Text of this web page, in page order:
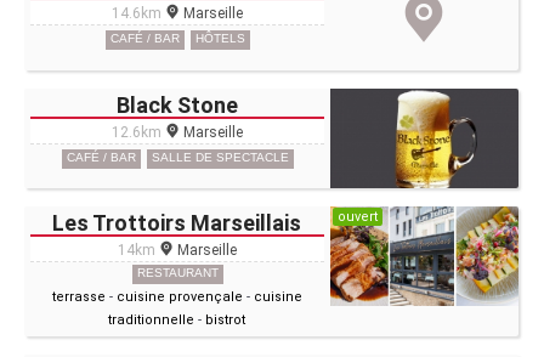
14.6km Marseille
CAFÉ / BAR HÔTELS
Black Stone
12.6km Marseille
CAFÉ / BAR SALLE DE SPECTACLE
Les Trottoirs Marseillais
14km Marseille
RESTAURANT
terrasse - cuisine provençale - cuisine
traditionnelle - bistrot
ouvert